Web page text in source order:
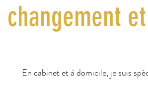
En cabinet et à domicile, je suis